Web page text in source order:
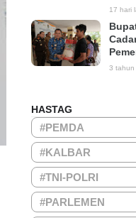
17 hari
3 tahun
HASTAG
#PEMDA
#KALBAR
#TNI-POLRI
#PARLEMEN